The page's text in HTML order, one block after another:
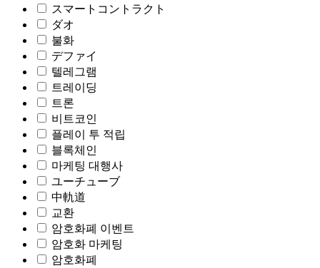
スマートコントラクト
ダオ
불화
デファイ
텔레그램
트레이딩
트론
비트코인
플레이 투 적립
블록체인
마케팅 대행사
ユーチューブ
中軌道
교환
암호화폐 이벤트
암호화 마케팅
암호화폐